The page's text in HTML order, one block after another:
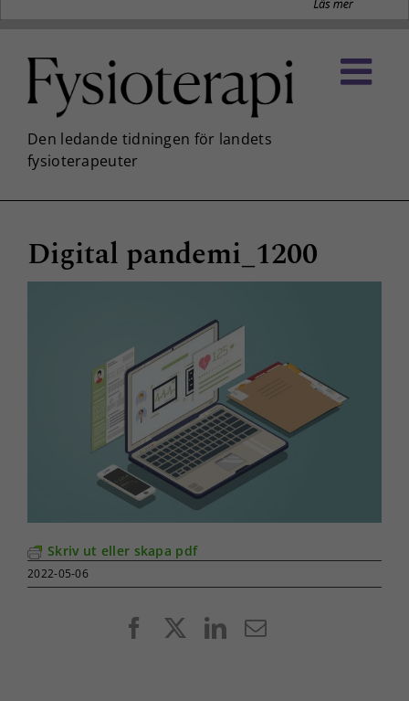
innehållet
Digital pandemi_1200
Skriv ut eller skapa pdf
2022-05-06
FacebookLinkedIn
E-